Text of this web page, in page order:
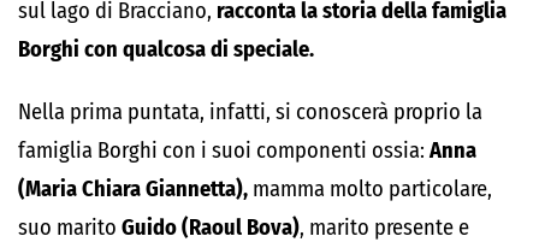
sul lago di Bracciano, racconta la storia della famiglia
Borghi con qualcosa di speciale.
Nella prima puntata, infatti, si conoscerà proprio la
famiglia Borghi con i suoi componenti ossia: Anna
(Maria Chiara Giannetta), mamma molto particolare,
suo marito Guido (Raoul Bova), marito presente e